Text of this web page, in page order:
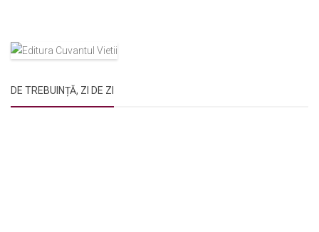
DE TREBUINȚĂ, ZI DE ZI